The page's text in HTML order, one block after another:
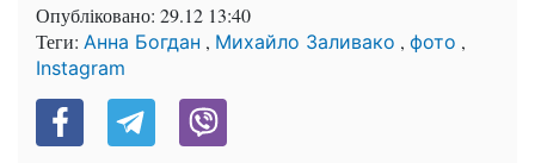
Опубліковано: 29.12 13:40
Теги: Анна Богдан , Михайло Заливако , фото ,
Instagram